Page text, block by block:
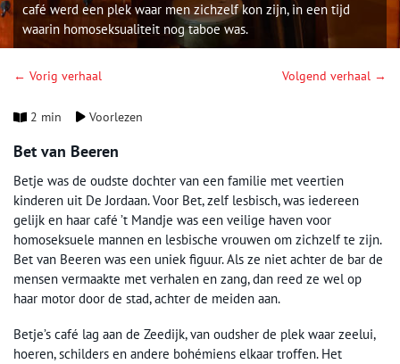
café werd een plek waar men zichzelf kon zijn, in een tijd
waarin homoseksualiteit nog taboe was.
← Vorig verhaal Volgend verhaal →
2 min Voorlezen
Bet van Beeren
Betje was de oudste dochter van een familie met veertien
kinderen uit De Jordaan. Voor Bet, zelf lesbisch, was iedereen
gelijk en haar café ’t Mandje was een veilige haven voor
homoseksuele mannen en lesbische vrouwen om zichzelf te zijn.
Bet van Beeren was een uniek figuur. Als ze niet achter de bar de
mensen vermaakte met verhalen en zang, dan reed ze wel op
haar motor door de stad, achter de meiden aan.
Betje’s café lag aan de Zeedijk, van oudsher de plek waar zeelui,
hoeren, schilders en andere bohémiens elkaar troffen. Het